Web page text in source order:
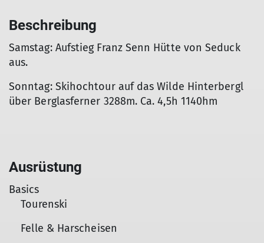
Beschreibung
Samstag: Aufstieg Franz Senn Hütte von Seduck
aus.
Sonntag: Skihochtour auf das Wilde Hinterbergl
über Berglasferner 3288m. Ca. 4,5h 1140hm
Ausrüstung
Basics
Tourenski
Felle & Harscheisen